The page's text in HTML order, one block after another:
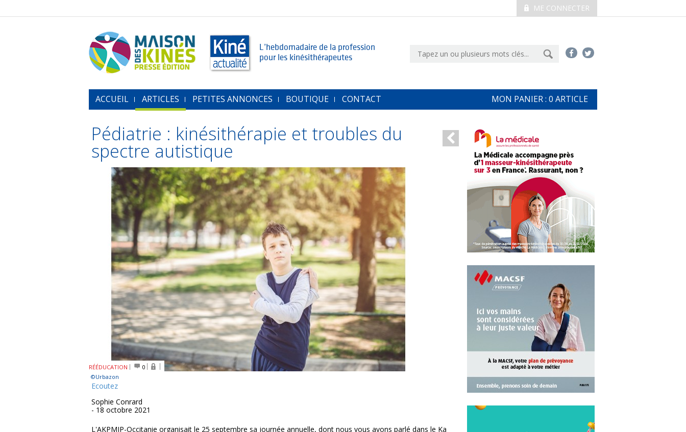
ME CONNECTER
L’hebdomadaire de la profession
pour les kinésithérapeutes
ACCUEIL ARTICLES PETITES ANNONCES BOUTIQUE CONTACT MON PANIER : 0 ARTICLE
Pédiatrie : kinésithérapie et troubles du
spectre autistique
RÉÉDUCATION
0
©Urbazon
Ecoutez
Sophie Conrard
- 18 octobre 2021
L'AKPMIP-Occitanie organisait le 25 septembre sa journée annuelle, dont nous vous avons parlé dans le Ka